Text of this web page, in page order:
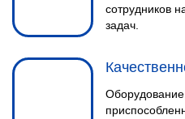
сотрудников
задач.